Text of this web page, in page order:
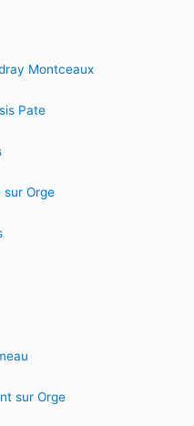
Montceaux
Pate
sur Orge
sur Orge